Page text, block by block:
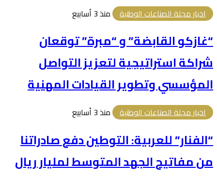
اخبار مجلة الصناعات الوطنية منذ 3 أسابيع
“غازكو القابضة” و “مبرة” توقعان
شراكة استراتيجية لتعزيز التواصل
المؤسسي وتطوير القيادات المهنية
اخبار مجلة الصناعات الوطنية منذ 3 أسابيع
“الفنار” للعربية: التوطين دفع صادراتنا
من مفاتيح الجهد المتوسط لمليار ريال